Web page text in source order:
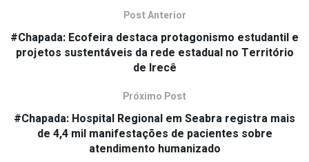
Post Anterior
#Chapada: Ecofeira destaca protagonismo estudantil e
projetos sustentáveis da rede estadual no Território
de Irecê
Próximo Post
#Chapada: Hospital Regional em Seabra registra mais
de 4,4 mil manifestações de pacientes sobre
atendimento humanizado